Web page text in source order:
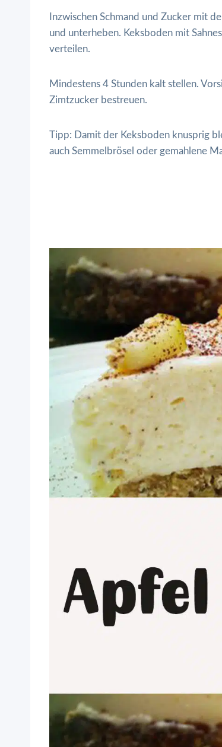
Inzwischen Schmand und Zucker mit
und unterheben. Keksboden mit
verteilen.
Mindestens 4 Stunden kalt stellen.
Zimtzucker bestreuen.
Tipp: Damit der Keksboden knusprig
auch Semmelbrösel oder gemahlene